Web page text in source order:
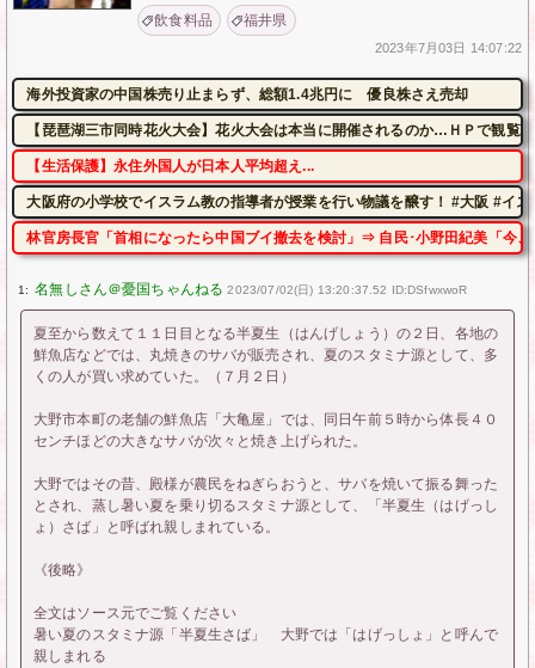
飲食料品 福井県
2023年7月03日 14:07:22
海外投資家の中国株売り止まらず、総額1.4兆円に 優良株さえ売却
【琵琶湖三市同時花火大会】花火大会は本当に開催されるのか…ＨＰで観覧
【生活保護】永住外国人が日本人平均超え...
大阪府の小学校でイスラム教の指導者が授業を行い物議を醸す！ #大阪 #イ
林官房長官「首相になったら中国ブイ撤去を検討」⇒ 自民･小野田紀美「今
1: 2023/07/02(日) 13:20:37.52 ID:DSfwxwoR
夏至から数えて１１日目となる半夏生（はんげしょう）の２日、各地の
鮮魚店などでは、丸焼きのサバが販売され、夏のスタミナ源として、多
くの人が買い求めていた。（７月２日）
大野市本町の老舗の鮮魚店「大亀屋」では、同日午前５時から体長４０
センチほどの大きなサバが次々と焼き上げられた。
大野ではその昔、殿様が農民をねぎらおうと、サバを焼いて振る舞った
とされ、蒸し暑い夏を乗り切るスタミナ源として、「半夏生（はげっし
ょ）さば」と呼ばれ親しまれている。
《後略》
全文はソース元でご覧ください
暑い夏のスタミナ源「半夏生さば」 大野では「はげっしょ」と呼んで
親しまれる